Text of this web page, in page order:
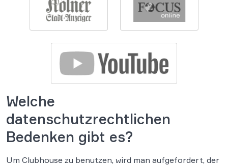
Welche
datenschutzrechtlichen
Bedenken gibt es?
Um Clubhouse zu benutzen, wird man aufgefordert, der